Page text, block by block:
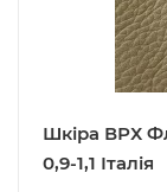
Шкіра ВРХ
0,9-1,1 Італія